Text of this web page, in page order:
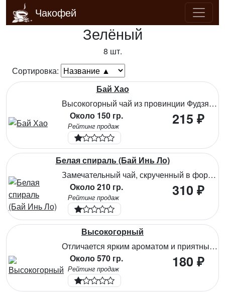
Чакофей
Зелёный
8 шт.
Сортировка:
Бай Хао
Высокогорный чай из провинции Фудзянь. Изготовлен из листьев и нежных почек. Богатый вкус и нежный аромат свойственен качественному чаю. Оставляет приятное сладковатое послевкусие. Очистительные свойства чая положительно сказываются на лимфатической системе, стимулирует жизнедеятельность, предупреждает старение клеток, накопление солей.
Около 150 гр.
Рейтинг продаж 215 ₽
Белая спираль (Бай Инь Ло)
Замечательный чай, скрученный в форме спиралек из самых нежных листочков и чайных почек. Ему присущ характерный пряный аромат и сладковатый вкус. Большое количество антиоксидантов чая очищают клетки от свободных радикалов, омолаживают организм, витамины и микроэлементы укрепляют сердечно-сосудистую систему, способствуют правильному обмену веществ.
Около 210 гр.
Рейтинг продаж 310 ₽
Высокогорный
Отличается ярким ароматом и приятным вкусом с травяными нотами. Содержит богатый комплекс витаминов и микроэлементов, способствует оздоровлению организма и повышению иммунитета.
Около 570 гр.
Рейтинг продаж 180 ₽